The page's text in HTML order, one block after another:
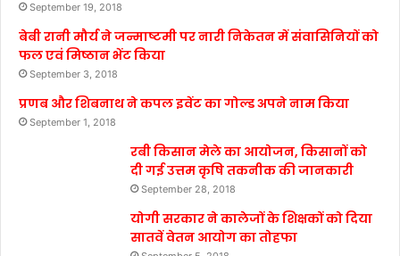
September 19, 2018
बेबी रानी मौर्य ने जन्माष्टमी पर नारी निकेतन में संवासिनियों को
फल एवं मिष्ठान भेंट किया
September 3, 2018
प्रणब और शिबनाथ ने कपल इवेंट का गोल्ड अपने नाम किया
September 1, 2018
रबी किसान मेले का आयोजन, किसानों को
दी गई उत्तम कृषि तकनीक की जानकारी
September 28, 2018
योगी सरकार ने कालेजों के शिक्षकों को दिया
सातवें वेतन आयोग का तोहफा